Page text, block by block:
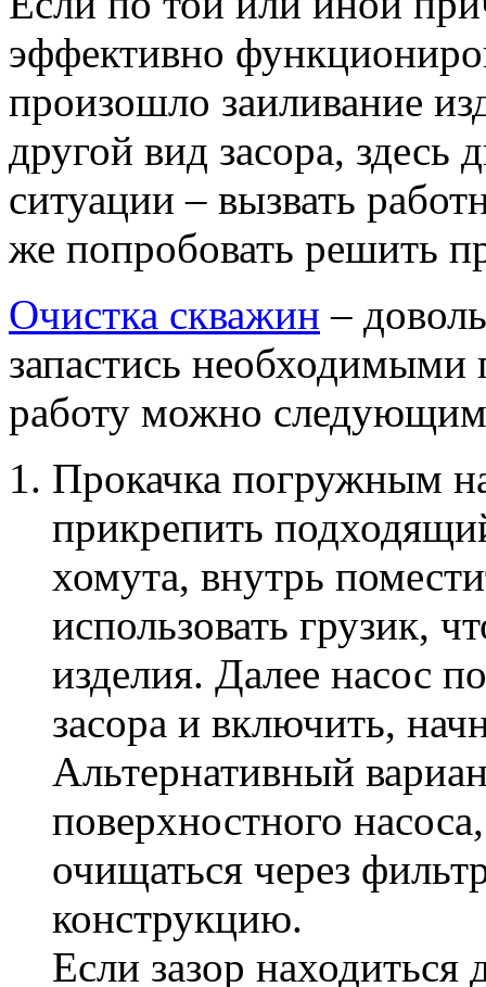
эффективно
произошло заиливание
другой вид засора, здесь
ситуации – вызвать
же попробовать решить
Очистка скважин –
запастись
работу можно
Прокачка погружным
прикрепить
хомута, внутрь
использовать грузик,
изделия. Далее насос
засора и включить,
Альтернативный
поверхностного
очищаться через
конструкцию.
Если зазор находиться